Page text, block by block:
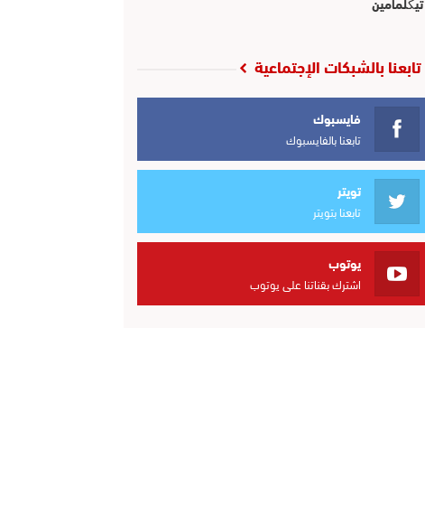
تابعنا بالشبكات الإجتماعية
فايسبوك
تابعنا بالفايسبوك
تويتر
تابعنا بتويتر
يوتوب
اشترك بقناتنا على يوتوب